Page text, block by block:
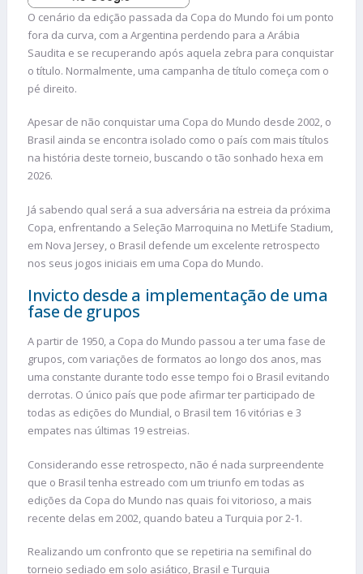
O cenário da edição passada da Copa do Mundo foi um ponto
fora da curva, com a Argentina perdendo para a Arábia
Saudita e se recuperando após aquela zebra para conquistar
o título. Normalmente, uma campanha de título começa com o
pé direito.
Apesar de não conquistar uma Copa do Mundo desde 2002, o
Brasil ainda se encontra isolado como o país com mais títulos
na história deste torneio, buscando o tão sonhado hexa em
2026.
Já sabendo qual será a sua adversária na estreia da próxima
Copa, enfrentando a Seleção Marroquina no MetLife Stadium,
em Nova Jersey, o Brasil defende um excelente retrospecto
nos seus jogos iniciais em uma Copa do Mundo.
Invicto desde a implementação de uma
fase de grupos
A partir de 1950, a Copa do Mundo passou a ter uma fase de
grupos, com variações de formatos ao longo dos anos, mas
uma constante durante todo esse tempo foi o Brasil evitando
derrotas. O único país que pode afirmar ter participado de
todas as edições do Mundial, o Brasil tem 16 vitórias e 3
empates nas últimas 19 estreias.
Considerando esse retrospecto, não é nada surpreendente
que o Brasil tenha estreado com um triunfo em todas as
edições da Copa do Mundo nas quais foi vitorioso, a mais
recente delas em 2002, quando bateu a Turquia por 2-1.
Realizando um confronto que se repetiria na semifinal do
torneio sediado em solo asiático, Brasil e Turquia